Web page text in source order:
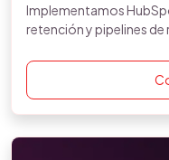
Implementamos
retención y pipelines de